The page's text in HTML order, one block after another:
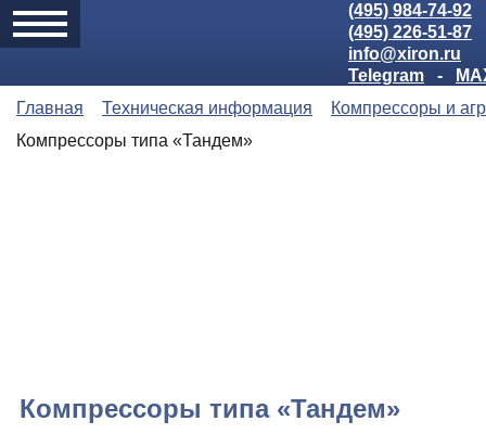
(495) 984-74-92
(495) 226-51-87
info@xiron.ru
Telegram
-
Главная
Техническая информация
Компрессоры и
Компрессоры типа «Тандем»
Компрессоры типа «Тандем»